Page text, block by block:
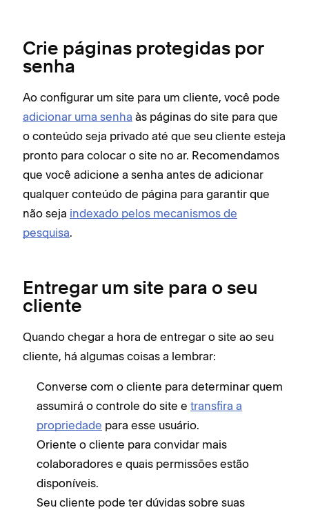
Crie páginas protegidas por
senha
Ao configurar um site para um cliente, você pode
adicionar uma senha às páginas do site para que
o conteúdo seja privado até que seu cliente esteja
pronto para colocar o site no ar. Recomendamos
que você adicione a senha antes de adicionar
qualquer conteúdo de página para garantir que
não seja indexado pelos mecanismos de
pesquisa.
Entregar um site para o seu
cliente
Quando chegar a hora de entregar o site ao seu
cliente, há algumas coisas a lembrar:
Converse com o cliente para determinar quem
assumirá o controle do site e transfira a
propriedade para esse usuário.
Oriente o cliente para convidar mais
colaboradores e quais permissões estão
disponíveis.
Seu cliente pode ter dúvidas sobre suas